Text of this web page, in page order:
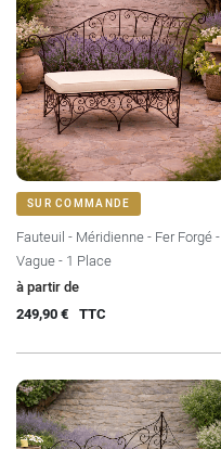
SUR COMMANDE
Fauteuil - Méridienne - Fer Forgé -
Vague - 1 Place
à partir de
Prix
249,90 € TTC